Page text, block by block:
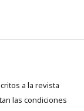
a la revista
las condiciones